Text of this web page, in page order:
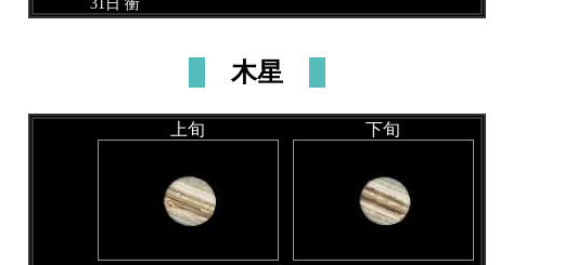
木星
上旬 下旬